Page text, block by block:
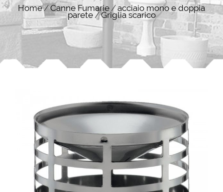
Home/Canne Fumarie/acciaio mono e doppia
parete/Griglia scarico